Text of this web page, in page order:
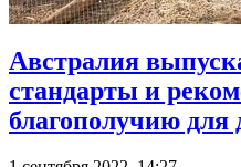
Австралия
стандарты и
благополучию